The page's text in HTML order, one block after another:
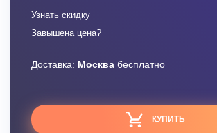
Узнать скидку
Завышена цена?
Доставка: Москва бесплатно
КУПИТЬ